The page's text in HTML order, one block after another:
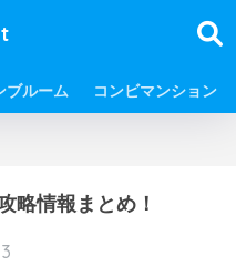
ブルーム コンビマンション
略情報まとめ！